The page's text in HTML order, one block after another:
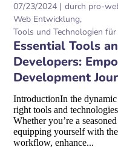
07/23/2024 durch pro-
Web Entwicklung
Tools und Technologien
Essential Tools
Developers:
Development
IntroductionIn the
right tools and
Whether you’re a
equipping yourself with
workflow, enhance...